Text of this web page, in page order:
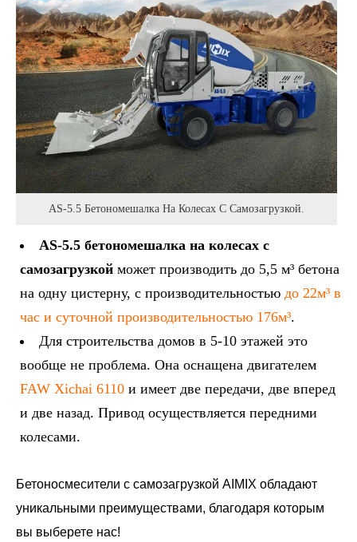
AS-5.5 Бетономешалка На Колесах С Самозагрузкой.
AS-5.5 бетономешалка на колесах с
самозагрузкой может производить до 5,5 м³ бетона
на одну цистерну, с производительностью до 22м³ в
час и суточной производительностью 176м³.
Для строительства домов в 5-10 этажей это
вообще не проблема. Она оснащена двигателем
FAW Xichai 6110 и имеет две передачи, две вперед
и две назад. Привод осуществляется передними
колесами.
Бетоносмесители с самозагрузкой AIMIX обладают
уникальными преимуществами, благодаря которым
вы выберете нас!